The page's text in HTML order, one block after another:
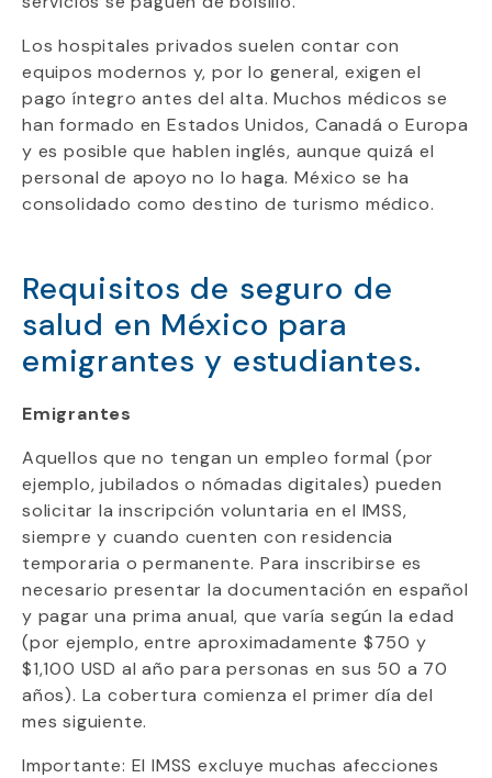
Los hospitales privados suelen contar con
equipos modernos y, por lo general, exigen el
pago íntegro antes del alta. Muchos médicos se
han formado en Estados Unidos, Canadá o Europa
y es posible que hablen inglés, aunque quizá el
personal de apoyo no lo haga. México se ha
consolidado como destino de turismo médico.
Requisitos de seguro de
salud en México para
emigrantes y estudiantes.
Emigrantes
Aquellos que no tengan un empleo formal (por
ejemplo, jubilados o nómadas digitales) pueden
solicitar la inscripción voluntaria en el IMSS,
siempre y cuando cuenten con residencia
temporaria o permanente. Para inscribirse es
necesario presentar la documentación en español
y pagar una prima anual, que varía según la edad
(por ejemplo, entre aproximadamente $750 y
$1,100 USD al año para personas en sus 50 a 70
años). La cobertura comienza el primer día del
mes siguiente.
Importante: El IMSS excluye muchas afecciones